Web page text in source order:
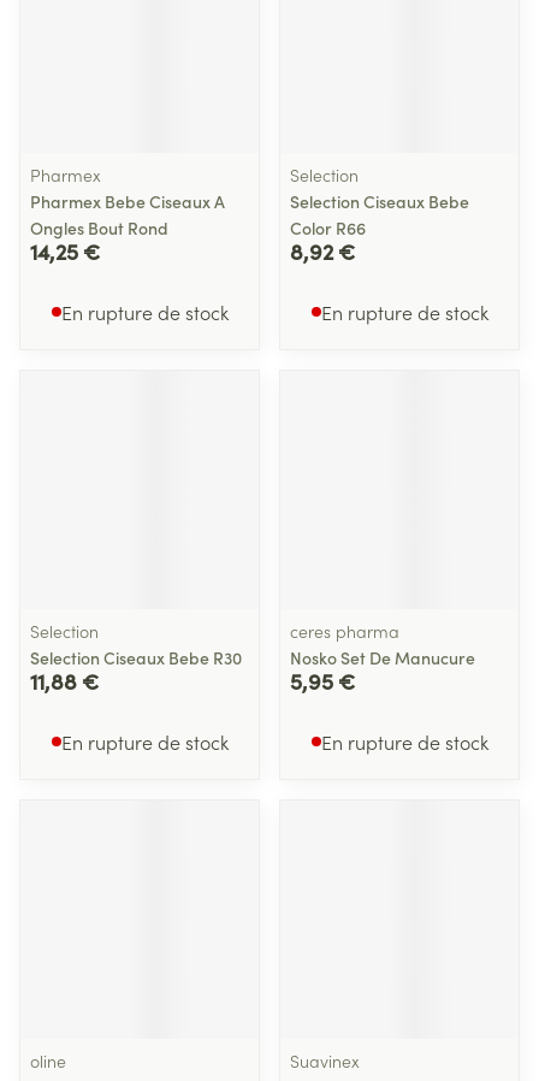
Pharmex
Pharmex Bebe Ciseaux A
Ongles Bout Rond
14,25 €
En rupture de stock
Selection
Selection Ciseaux Bebe
Color R66
8,92 €
En rupture de stock
Selection
Selection Ciseaux Bebe R30
11,88 €
En rupture de stock
ceres pharma
Nosko Set De Manucure
5,95 €
En rupture de stock
oline
Suavinex